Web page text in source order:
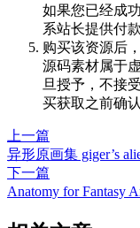
如果您已经成
系站长提供付
购买该资源后
源码素材属于
旦授予，不接
买获取之前确
上一篇
异形原画集 giger’s
下一篇
Anatomy for Fantasy